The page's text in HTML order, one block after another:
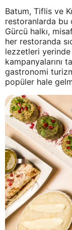
Batum, Tiflis ve
restoranlarda bu
Gürcü halkı,
her restoranda
lezzetleri
kampanyalarını
gastronomi
popüler hale